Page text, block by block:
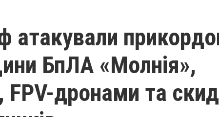
атакували
БпЛА «Молнія»,
FPV-дронами та